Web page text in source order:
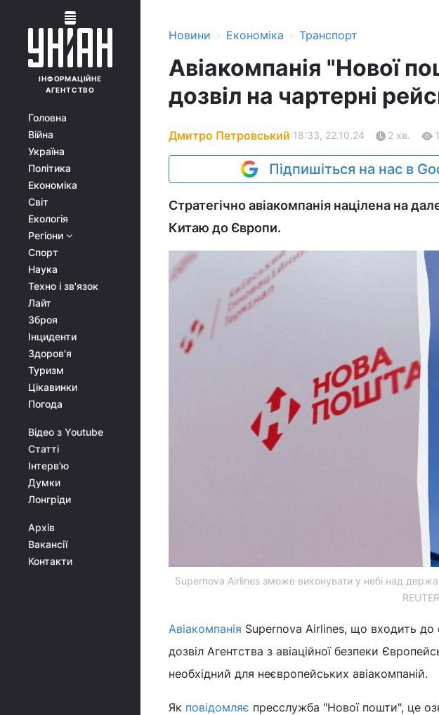
ІНФОРМАЦІЙНЕ
АГЕНТСТВО
Головна
Війна
Україна
Політика
Економіка
Світ
Екологія
Регіони
Спорт
Наука
Техно і зв'язок
Лайт
Зброя
Інциденти
Здоров'я
Туризм
Цікавинки
Погода
Відео з Youtube
Статті
Інтерв'ю
Думки
Лонгріди
Архів
Вакансії
Контакти
Новини › Економіка › Транспорт
Авіакомпанія "Нової
дозвіл на чартерні
Дмитро Петровський 18:33, 22.10.24 2 хв.
Підпишіться на нас в
Стратегічно авіакомпанія націлена на
Китаю до Європи.
Supernova Airlines зможе виконувати у небі над
Авіакомпанія Supernova Airlines, що входить до
дозвіл Агентства з авіаційної безпеки
необхідний для неєвропейських авіакомпаній.
Як повідомляє пресслужба "Нової пошти", це